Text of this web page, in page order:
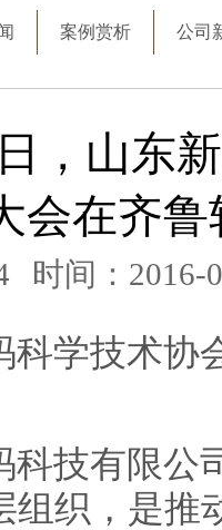
案例赏析 公司
，山东
会在齐
时间：2016-
科学技术协
科技有限公
组织，是推